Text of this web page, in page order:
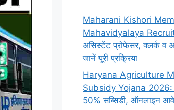
Maharani Kishori
Mahavidyalaya
असिस्टेंट प्रोफेसर, क्लर्क व
जानें पूरी प्रक्रिया
Haryana Agriculture
Subsidy Yojana 2026:
50% सब्सिडी, ऑनलाइन